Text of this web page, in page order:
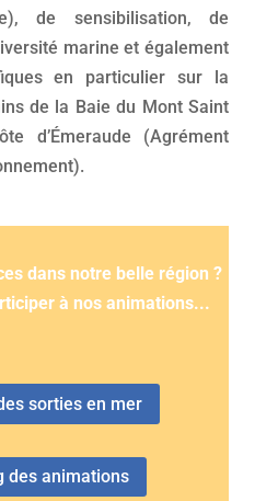
de sensibilisation, de
marine et également
en particulier sur la
de la Baie du Mont Saint
d’Émeraude (Agrément
dans notre belle région ?
à nos animations...
sorties en mer
des animations